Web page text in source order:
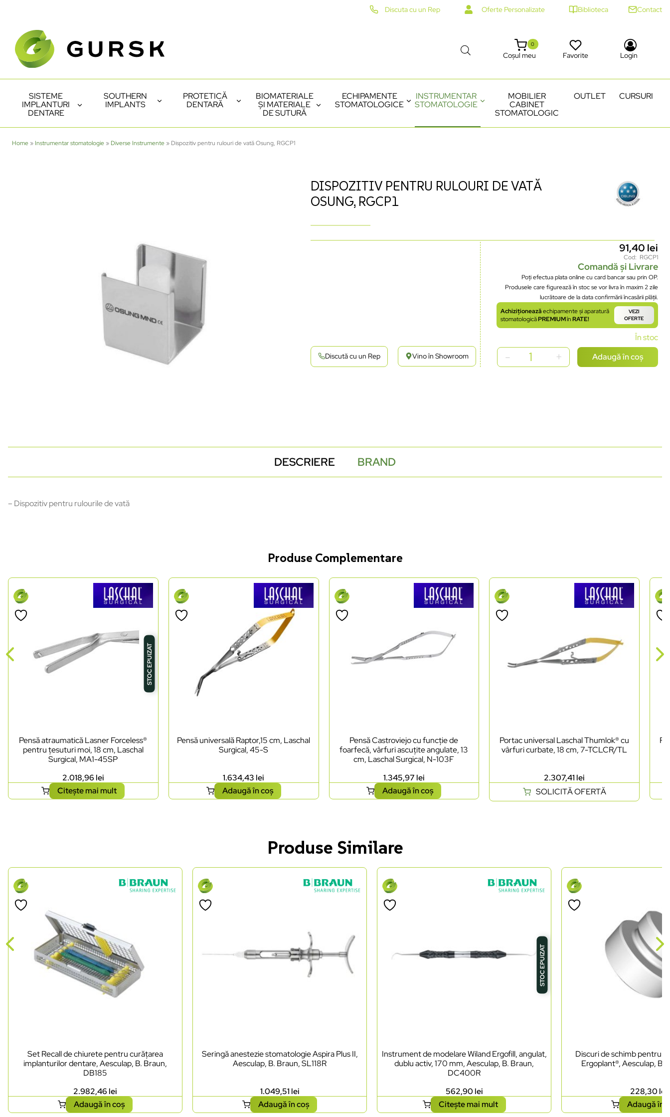
Discuta cu un Rep Oferte Personalizate Biblioteca Contact
Coșul meu
0
Favorite Login
SISTEME
IMPLANTURI
DENTARE
SOUTHERN
IMPLANTS
PROTETICĂ
DENTARĂ
BIOMATERIALE
ȘI MATERIALE
DE SUTURĂ
ECHIPAMENTE
STOMATOLOGICE
INSTRUMENTAR
STOMATOLOGIE
MOBILIER
CABINET
STOMATOLOGIC
OUTLET CURSURI
Home » Instrumentar stomatologie » Diverse Instrumente » Dispozitiv pentru rulouri de vată Osung, RGCP1
DISPOZITIV PENTRU RULOURI DE VATĂ
OSUNG, RGCP1
Discută cu un Rep Vino în Showroom
91,40 lei
Cod: RGCP1
Comandă și Livrare
Poți efectua plata online cu card bancar sau prin OP.
Produsele care figurează în stoc se vor livra în maxim 2 zile
lucrătoare de la data confirmării încasării plății.
Achiziționeazăechipamente și aparatură
stomatologicăPREMIUMînRATE!
VEZI
OFERTE
În stoc
Adaugă în coș
DESCRIERE BRAND
– Dispozitiv pentru rulourile de vată
Produse Complementare
STOC EPUIZAT
Pensă atraumatică Lasner Forceless®
pentru țesuturi moi, 18 cm, Laschal
Surgical, MA1-45SP
2.018,96 lei
Citește mai mult
Pensă universală Raptor,15 cm, Laschal
Surgical, 45-S
1.634,43 lei
Adaugă în coș
Pensă Castroviejo cu funcție de
foarfecă, vârfuri ascuțite angulate, 13
cm, Laschal Surgical, N-103F
1.345,97 lei
Adaugă în coș
Portac universal Laschal Thumlok® cu
vârfuri curbate, 18 cm, 7-TCLCR/TL
2.307,41 lei
SOLICITĂ OFERTĂ
Produse Similare
Set Recall de chiurete pentru curățarea
implanturilor dentare, Aesculap, B. Braun,
DB185
2.982,46 lei
Adaugă în coș
Seringă anestezie stomatologie Aspira Plus II,
Aesculap, B. Braun, SL118R
1.049,51 lei
Adaugă în coș
STOC EPUIZAT
Instrument de modelare Wiland Ergofill, angulat,
dublu activ, 170 mm, Aesculap, B. Braun,
DC400R
562,90 lei
Citește mai mult
Discuri de schimb pentru
Ergoplant®, Aesculap, B.
228,30 lei
Adaugă în